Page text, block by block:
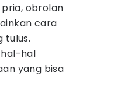
obrolan
cara
tulus.
hal
yang bisa